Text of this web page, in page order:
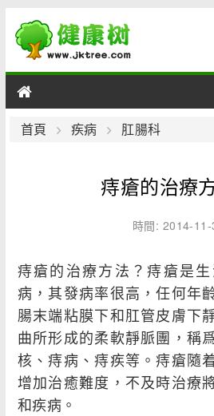
男性
綜合
疾病
首頁 疾病 肛腸科
痔瘡的治療
時間: 2014-11-
痔瘡的治療方法？痔瘡是
病，其發病率很高，任何年
腸末端粘膜下和肛管皮膚下
曲所形成的柔軟靜脈團，稱
核、痔病、痔疾等。痔瘡隨
增加治癒難度，不及時治療
和疾病。